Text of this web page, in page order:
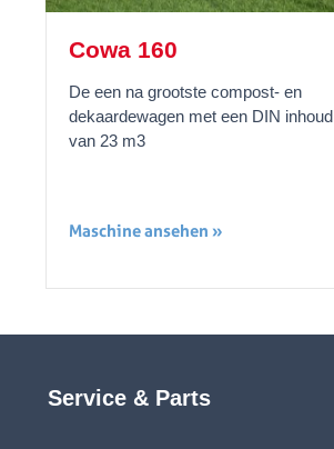
Cowa 160
De een na grootste compost- en
dekaardewagen met een DIN inhoud
van 23 m3
Maschine ansehen »
Service & Parts